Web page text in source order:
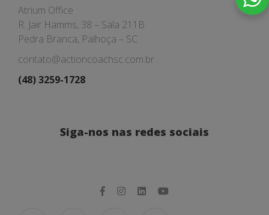
Atrium Office
R. Jair Hamms, 38 – Sala 211B
Pedra Branca, Palhoça – SC
contato@actioncoachsc.com.br
(48) 3259-1728
Siga-nos nas redes sociais